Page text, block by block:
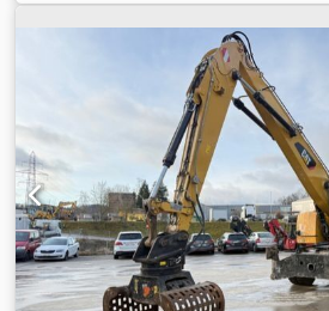
Dkedpfxoyy Hvxe Aifjr Berat operasi